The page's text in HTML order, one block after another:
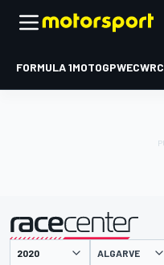
FORMULA 1MOTOGPWECWRC
presentato da ALGARVE